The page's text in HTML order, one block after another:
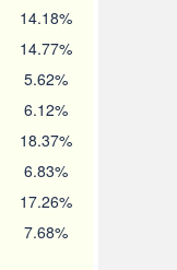
14.18%
14.77%
5.62%
6.12%
18.37%
6.83%
17.26%
7.68%